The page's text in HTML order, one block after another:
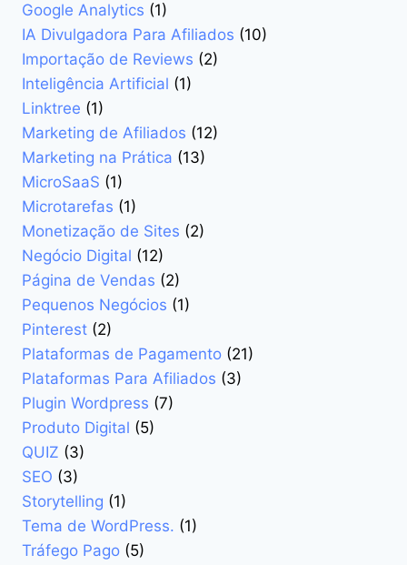
Google Analytics (1)
IA Divulgadora Para Afiliados (10)
Importação de Reviews (2)
Inteligência Artificial (1)
Linktree (1)
Marketing de Afiliados (12)
Marketing na Prática (13)
MicroSaaS (1)
Microtarefas (1)
Monetização de Sites (2)
Negócio Digital (12)
Página de Vendas (2)
Pequenos Negócios (1)
Pinterest (2)
Plataformas de Pagamento (21)
Plataformas Para Afiliados (3)
Plugin Wordpress (7)
Produto Digital (5)
QUIZ (3)
SEO (3)
Storytelling (1)
Tema de WordPress. (1)
Tráfego Pago (5)